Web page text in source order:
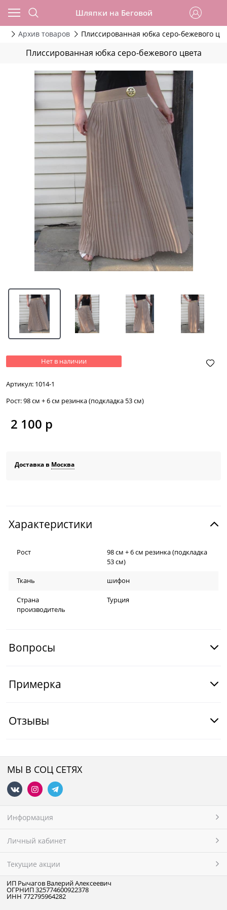
Шляпки на Беговой
Архив товаров Плиссированная юбка серо-бежевого
Плиссированная юбка серо-бежевого цвета
Нет в наличии
Артикул: 1014-1
Рост:98 см + 6 см резинка (подкладка 53 см)
2 100 р
Доставка в Москва
Характеристики
Рост
98 см + 6 см резинка (подкладка
53 см)
Ткань шифон
Страна
производитель
Турция
Вопросы
Примерка
Отзывы
МЫ В СОЦ СЕТЯХ
Информация
Личный кабинет
Текущие акции
ИП Рычагов Валерий Алексеевич
ОГРНИП 325774600922378
ИНН 772795964282